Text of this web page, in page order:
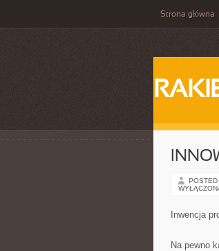
Strona główna
POSTED
Inwencja
Na pewno